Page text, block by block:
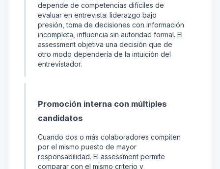
depende de competencias difíciles de
evaluar en entrevista: liderazgo bajo
presión, toma de decisiones con información
incompleta, influencia sin autoridad formal. El
assessment objetiva una decisión que de
otro modo dependería de la intuición del
entrevistador.
Promoción interna con múltiples
candidatos
Cuando dos o más colaboradores compiten
por el mismo puesto de mayor
responsabilidad. El assessment permite
comparar con el mismo criterio y